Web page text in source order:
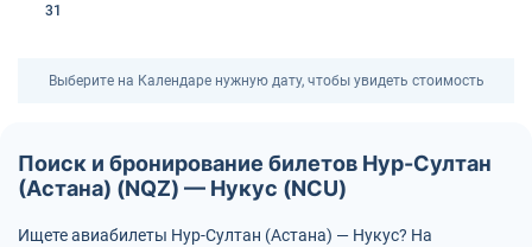
31
Выберите на Календаре нужную дату, чтобы увидеть стоимость
Поиск и бронирование билетов Нур-Султан
(Астана) (NQZ) — Нукус (NCU)
Ищете авиабилеты Нур-Султан (Астана) — Нукус? На